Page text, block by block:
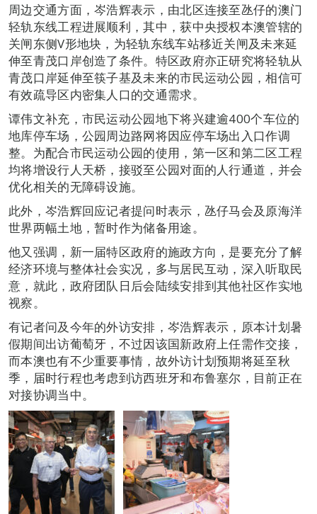
周边交通方面，岑浩辉表示，由北区连接至氹仔的澳门
轻轨东线工程进展顺利，其中，获中央授权本澳管辖的
关闸东侧V形地块，为轻轨东线车站移近关闸及未来延
伸至青茂口岸创造了条件。特区政府亦正研究将轻轨从
青茂口岸延伸至筷子基及未来的市民运动公园，相信可
有效疏导区内密集人口的交通需求。
谭伟文补充，市民运动公园地下将兴建逾400个车位的
地库停车场，公园周边路网将因应停车场出入口作调
整。为配合市民运动公园的使用，第一区和第二区工程
均将增设行人天桥，接驳至公园对面的人行通道，并会
优化相关的无障碍设施。
此外，岑浩辉回应记者提问时表示，氹仔马会及原海洋
世界两幅土地，暂时作为储备用途。
他又强调，新一届特区政府的施政方向，是要充分了解
经济环境与整体社会实况，多与居民互动，深入听取民
意，就此，政府团队日后会陆续安排到其他社区作实地
视察。
有记者问及今年的外访安排，岑浩辉表示，原本计划暑
假期间出访葡萄牙，不过因该国新政府上任需作交接，
而本澳也有不少重要事情，故外访计划预期将延至秋
季，届时行程也考虑到访西班牙和布鲁塞尔，目前正在
对接协调当中。